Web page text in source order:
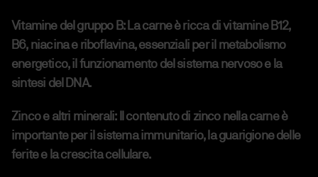
Vitamine del gruppo B:La carne è ricca di vitamine B12,
B6, niacina e riboflavina, essenziali per il metabolismo
energetico, il funzionamento del sistema nervoso e la
sintesi del DNA.
Zinco e altri minerali:Il contenuto di zinco nella carne è
importante per il sistema immunitario, la guarigione delle
ferite e la crescita cellulare.